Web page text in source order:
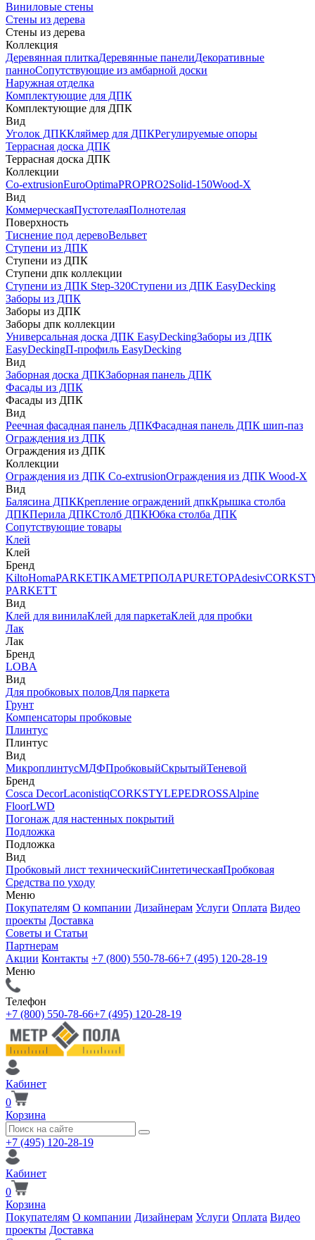
Виниловые стены
Стены из дерева
Стены из дерева
Коллекция
Деревянная плиткаДеревянные панелиДекоративные
панноСопутствующие из амбарной доски
Наружная отделка
Комплектующие для ДПК
Комплектующие для ДПК
Вид
Уголок ДПККляймер для ДПКРегулируемые опоры
Террасная доска ДПК
Террасная доска ДПК
Коллекции
Co-extrusionEuroOptimaPROPRO2Solid-150Wood-X
Вид
КоммерческаяПустотелаяПолнотелая
Поверхность
Тиснение под деревоВельвет
Ступени из ДПК
Ступени из ДПК
Ступени дпк коллекции
Ступени из ДПК Step-320Ступени из ДПК EasyDecking
Заборы из ДПК
Заборы из ДПК
Заборы дпк коллекции
Универсальная доска ДПК EasyDeckingЗаборы из ДПК
EasyDeckingП-профиль EasyDecking
Вид
Заборная доска ДПКЗаборная панель ДПК
Фасады из ДПК
Фасады из ДПК
Вид
Реечная фасадная панель ДПКФасадная панель ДПК шип-паз
Ограждения из ДПК
Ограждения из ДПК
Коллекции
Ограждения из ДПК Co-extrusionОграждения из ДПК Wood-X
Вид
Балясина ДПККрепление ограждений дпкКрышка столба
ДПКПерила ДПКСтолб ДПКЮбка столба ДПК
Сопутствующие товары
Клей
Клей
Бренд
KiltoHomaPARKETIKAМЕТРПОЛАPURETOPAdesiv
PARKETT
Вид
Клей для винилаКлей для паркетаКлей для пробки
Лак
Лак
Бренд
LOBA
Вид
Для пробковых половДля паркета
Грунт
Компенсаторы пробковые
Плинтус
Плинтус
Вид
МикроплинтусМДФПробковыйСкрытыйТеневой
Бренд
Cosca DecorLaconistiqCORKSTYLEPEDROSSAlpine
FloorLWD
Погонаж для настенных покрытий
Подложка
Подложка
Вид
Пробковый лист техническийСинтетическаяПробковая
Средства по уходу
Меню
Покупателям О компании Дизайнерам Услуги Оплата Видео
проекты Доставка
Советы и Статьи
Партнерам
Акции Контакты +7 (800) 550-78-66+7 (495) 120-28-19
Меню
Телефон
+7 (800) 550-78-66+7 (495) 120-28-19
Кабинет
0
Корзина
+7 (495) 120-28-19
Кабинет
0
Корзина
Покупателям О компании Дизайнерам Услуги Оплата Видео
проекты Доставка